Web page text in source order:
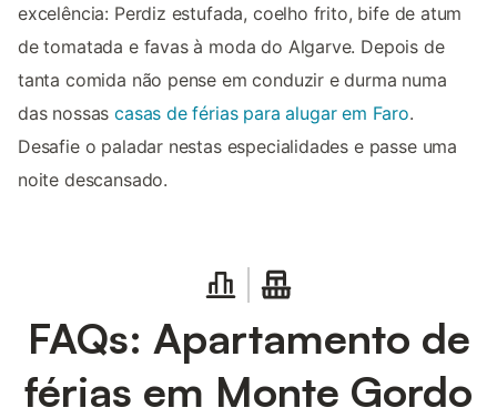
excelência: Perdiz estufada, coelho frito, bife de atum
de tomatada e favas à moda do Algarve. Depois de
tanta comida não pense em conduzir e durma numa
das nossascasas de férias para alugar em Faro.
Desafie o paladar nestas especialidades e passe uma
noite descansado.
FAQs: Apartamento de
férias em Monte Gordo